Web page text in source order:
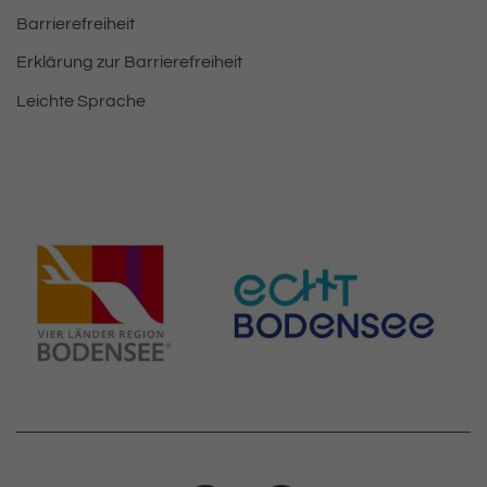
Barrierefreiheit
Erklärung zur Barrierefreiheit
Leichte Sprache